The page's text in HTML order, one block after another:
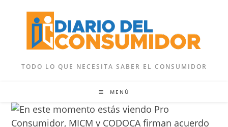
contenido
TODO LO QUE NECESITA SABER EL CONSUMIDOR
MENÚ